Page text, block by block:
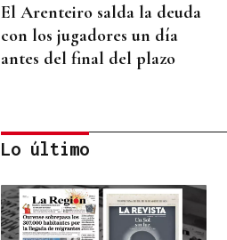
El Arenteiro salda la deuda
con los jugadores un día
antes del final del plazo
CATEGORÍA SUB-10
Lo último